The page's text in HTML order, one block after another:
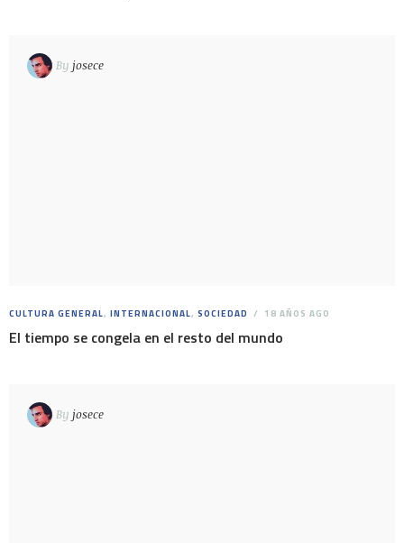
By josece
CULTURA GENERAL, INTERNACIONAL, SOCIEDAD 18 AÑOS AGO
El tiempo se congela en el resto del mundo
By josece